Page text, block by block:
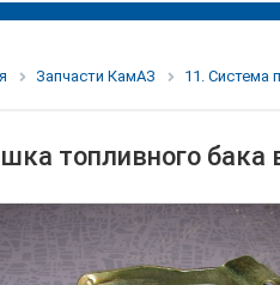
Запчасти КамАЗ 11. Система
топливного бака